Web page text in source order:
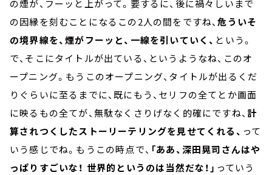
の煙が、フーッと上がって。要するに、後に禍々しいまで
の因縁を刻むことになるこの2人の間をですね、危ういそ
の境界線を、煙がフーッと、一線を引いていく、 という。
で、そこにタイトルが出ている、というようなね、このオ
ープニング。もうこのオープニング、タイトルが出るくだ
りぐらいに至るまでに、既にもう、セリフの全てとか画面
に映るもの全てが、無駄なくさりげなく的確にですね、計
算されつくしたストーリーテリングを見せてくれる、 って
いう感じでね。もうこの時点で、 「ああ、深田晃司さんはや
っぱりすごいな！ 世界的というのは当然だな！」 っていう